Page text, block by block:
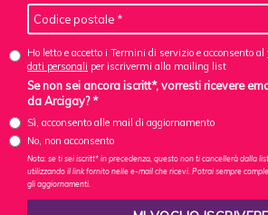
Ho letto e accetto i Termini di servizio e acconsento al
dati personali per iscrivermi alla mailing list
Se non sei ancora iscritt*, vorresti ricevere
da Arcigay? *
Sì, acconsento alle mail di aggiornamento
No, non acconsento
Nota: se ti sei iscritt* in precedenza, questo non ti cancellerà dalla
utilizzando il link fornito nelle e-mail che ricevi. Potrai sempre
gli aggiornamenti.